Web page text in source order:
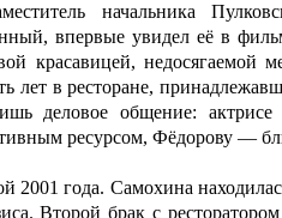
начальника
впервые увидел её в
красавицей, недосягаемой
лет в ресторане,
деловое общение:
ресурсом, Фёдорову —
2001 года. Самохина
Второй брак с